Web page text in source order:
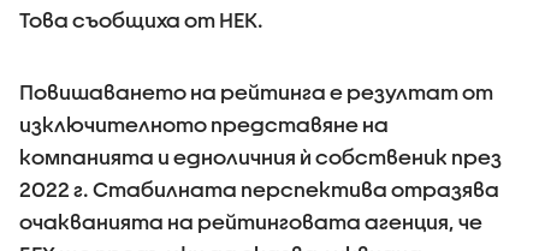
Това съобщиха от НЕК.
Повишаването на рейтинга е резултат от
изключителното представяне на
компанията и едноличния ѝ собственик през
2022 г. Стабилната перспектива отразява
очакванията на рейтинговата агенция, че